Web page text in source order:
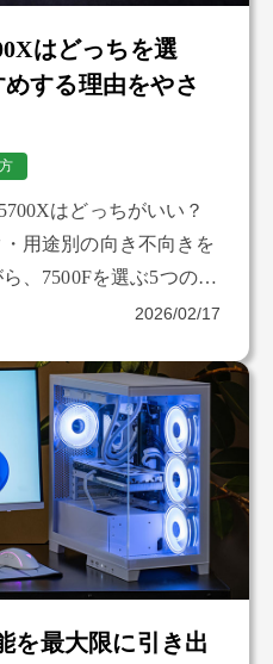
はどっちを選
する理由をやさ
はどっちがいい？
用途別の向き不向きを
、7500Fを選ぶ5つのメ
2026/02/17
を最大限に引き出